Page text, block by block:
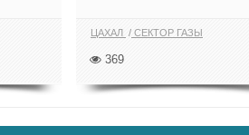
ЦАХАЛ СЕКТОР ГАЗЫ
369